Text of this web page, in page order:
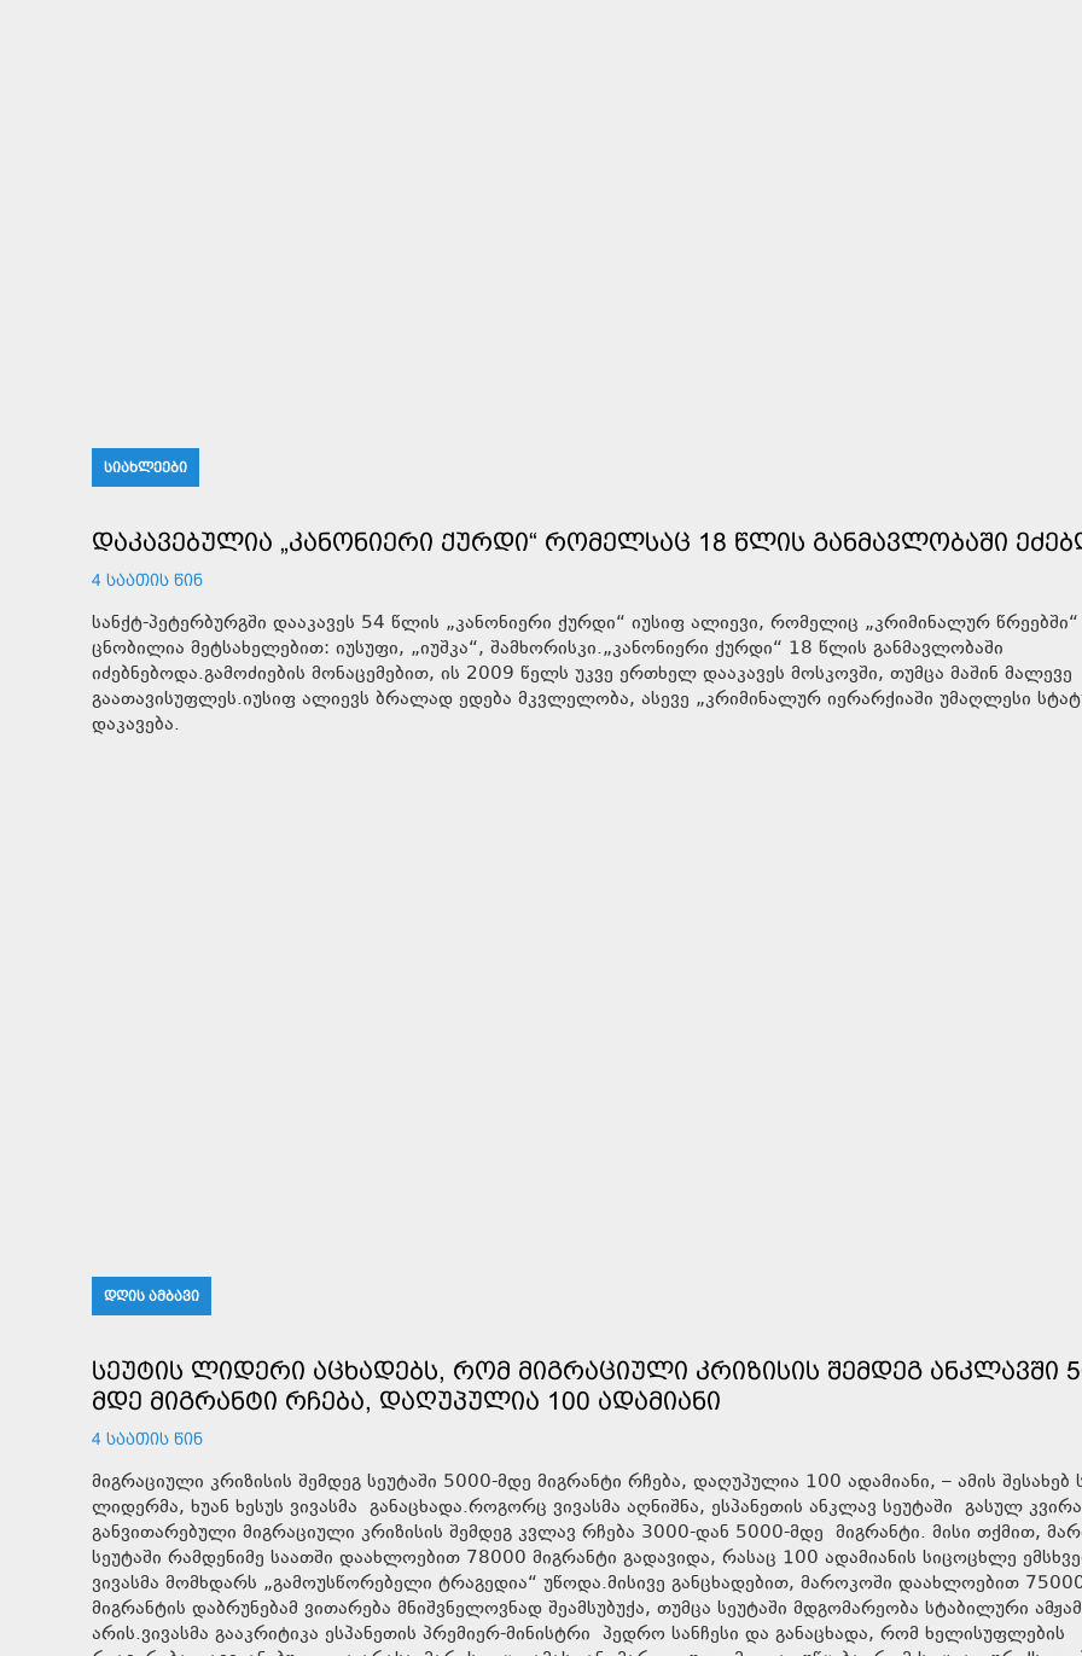
ᲡᲘᲐᲮᲚᲔᲔᲑᲘ
ᲓᲐᲙᲐᲕᲔᲑᲣᲚᲘᲐ „ᲙᲐᲜᲝᲜᲘᲔᲠᲘ ᲥᲣᲠᲓᲘ“ ᲠᲝᲛᲔᲚᲡᲐᲪ 18 ᲬᲚᲘᲡ ᲒᲐᲜᲛᲐᲕᲚᲝᲑᲐᲨᲘ
4 ᲡᲐᲐᲗᲘᲡ ᲬᲘᲜ
სანქტ-პეტერბურგში დააკავეს 54 წლის „კანონიერი ქურდი“ იუსიფ ალიევი, რომელიც „კრიმინალურ წრეებში“
ცნობილია მეტსახელებით: იუსუფი, „იუშკა“, შამხორისკი.„კანონიერი ქურდი“ 18 წლის განმავლობაში
იძებნებოდა.გამოძიების მონაცემებით, ის 2009 წელს უკვე ერთხელ დააკავეს მოსკოვში, თუმცა მაშინ მალევე
გაათავისუფლეს.იუსიფ ალიევს ბრალად ედება მკვლელობა, ასევე „კრიმინალურ იერარქიაში უმაღლესი
დაკავება.
ᲓᲦᲘᲡ ᲐᲛᲑᲐᲕᲘ
ᲡᲔᲣᲢᲘᲡ ᲚᲘᲓᲔᲠᲘ ᲐᲪᲮᲐᲓᲔᲑᲡ, ᲠᲝᲛ ᲛᲘᲒᲠᲐᲪᲘᲣᲚᲘ ᲙᲠᲘᲖᲘᲡᲘᲡ ᲨᲔᲛᲓᲔᲒ ᲐᲜᲙᲚᲐᲕᲨᲘ
ᲛᲓᲔ ᲛᲘᲒᲠᲐᲜᲢᲘ ᲠᲩᲔᲑᲐ, ᲓᲐᲦᲣᲞᲣᲚᲘᲐ 100 ᲐᲓᲐᲛᲘᲐᲜᲘ
4 ᲡᲐᲐᲗᲘᲡ ᲬᲘᲜ
მიგრაციული კრიზისის შემდეგ სეუტაში 5000-მდე მიგრანტი რჩება, დაღუპულია 100 ადამიანი, – ამის შესახებ
ლიდერმა, ხუან ხესუს ვივასმა განაცხადა.როგორც ვივასმა აღნიშნა, ესპანეთის ანკლავ სეუტაში გასულ
განვითარებული მიგრაციული კრიზისის შემდეგ კვლავ რჩება 3000-დან 5000-მდე მიგრანტი. მისი თქმით,
სეუტაში რამდენიმე საათში დაახლოებით 78000 მიგრანტი გადავიდა, რასაც 100 ადამიანის სიცოცხლე
ვივასმა მომხდარს „გამოუსწორებელი ტრაგედია“ უწოდა.მისივე განცხადებით, მაროკოში დაახლოებით
მიგრანტის დაბრუნებამ ვითარება მნიშვნელოვნად შეამსუბუქა, თუმცა სეუტაში მდგომარეობა სტაბილური
არის.ვივასმა გააკრიტიკა ესპანეთის პრემიერ-მინისტრი პედრო სანჩესი და განაცხადა, რომ ხელისუფლების